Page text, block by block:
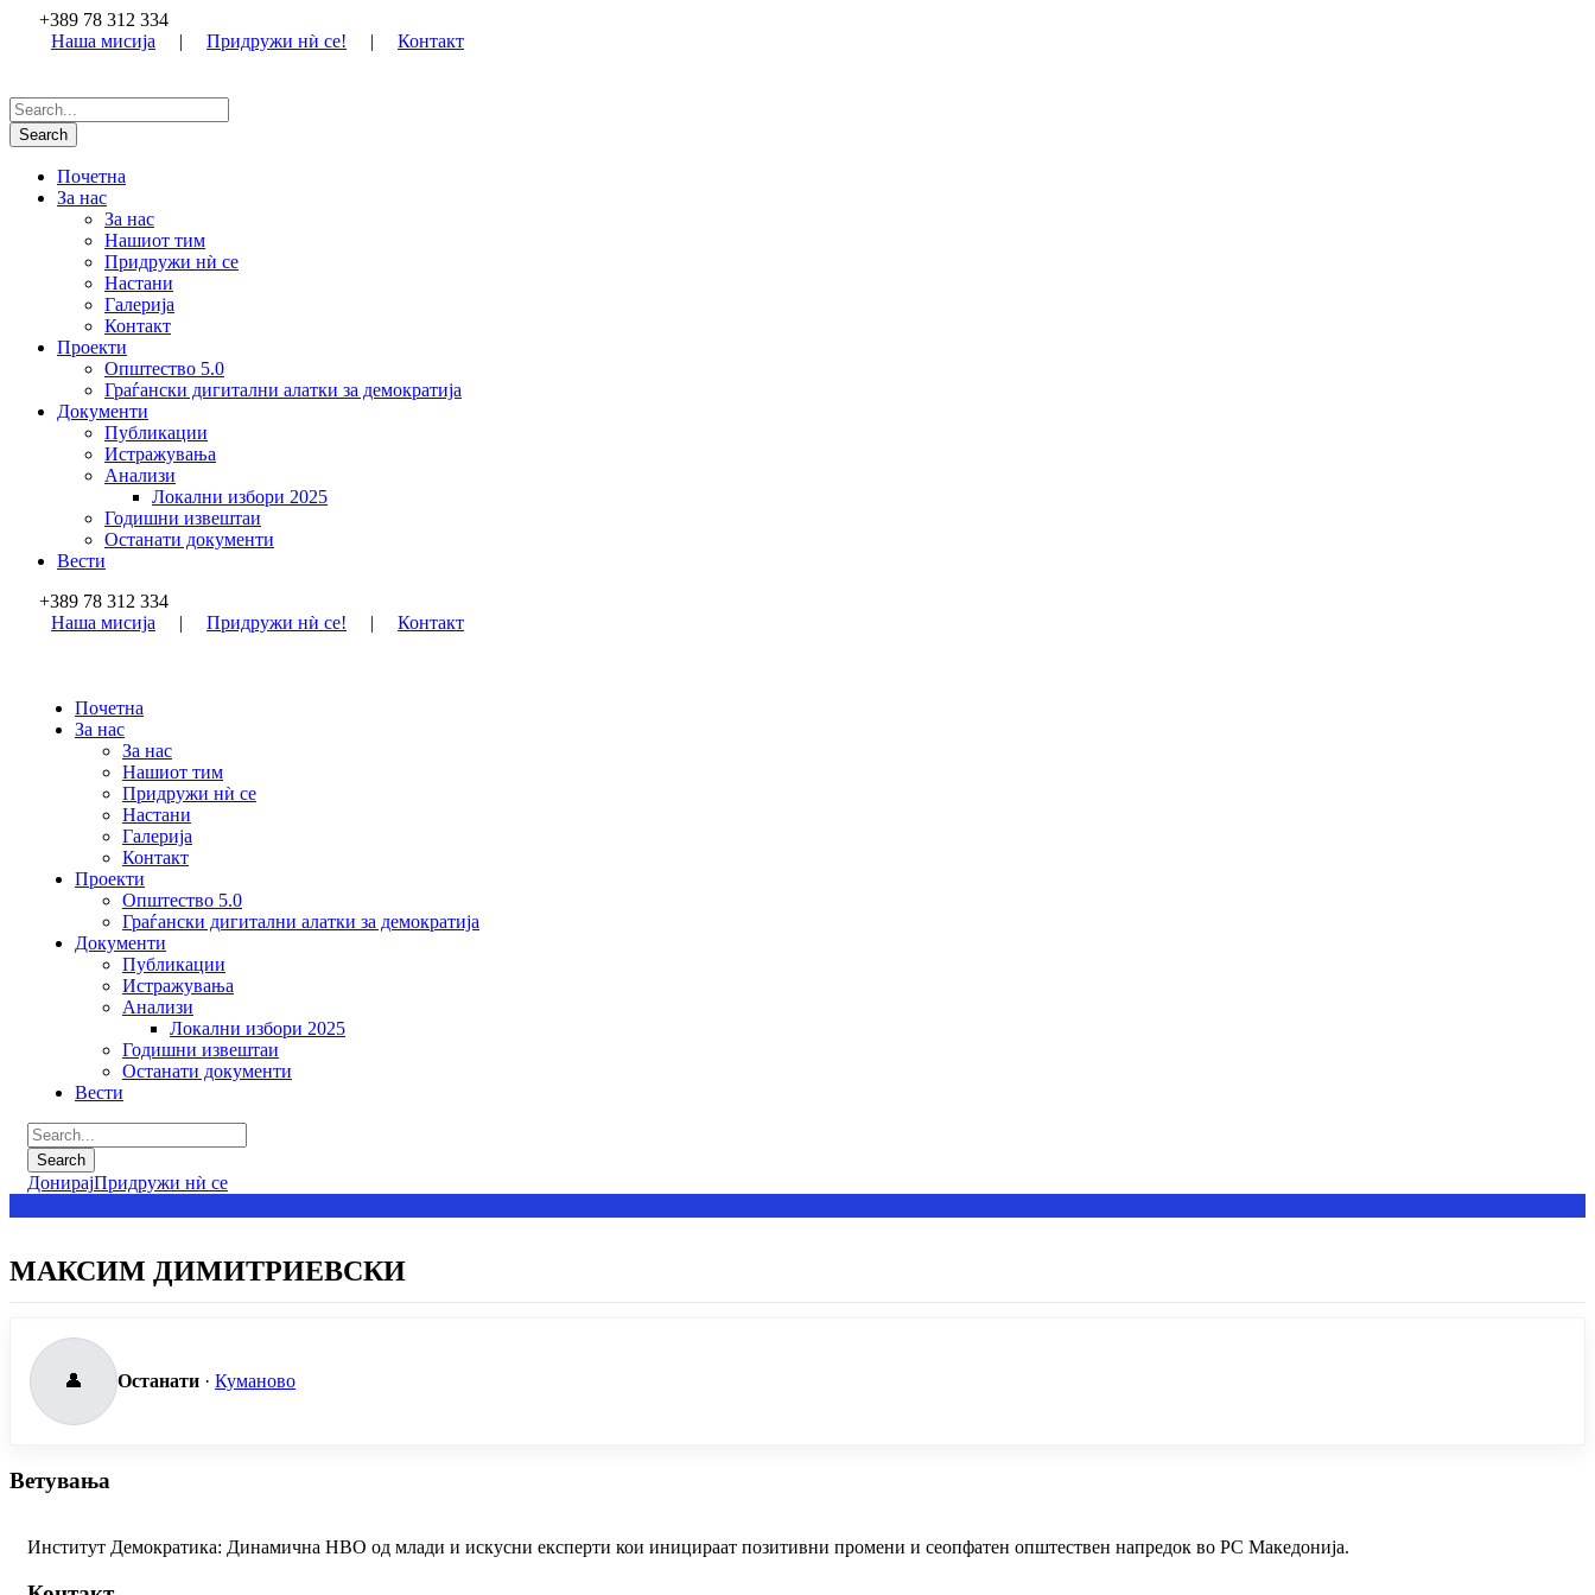
+389 78 312 334
Наша мисија
| Придружи нѝ се! | Контакт
Почетна
За нас
За нас
Нашиот тим
Придружи нѝ се
Настани
Галерија
Контакт
Проекти
Општество 5.0
Граѓански дигитални алатки за демократија
Документи
Публикации
Истражувања
Анализи
Локални избори 2025
Годишни извештаи
Останати документи
Вести
+389 78 312 334
Наша мисија
| Придружи нѝ се! | Контакт
Почетна
За нас
За нас
Нашиот тим
Придружи нѝ се
Настани
Галерија
Контакт
Проекти
Општество 5.0
Граѓански дигитални алатки за демократија
Документи
Публикации
Истражувања
Анализи
Локални избори 2025
Годишни извештаи
Останати документи
Вести
ДонирајПридружи нѝ се
МАКСИМ ДИМИТРИЕВСКИ
👤 Останати · Куманово
Ветувања
Институт Демократика: Динамична НВО од млади и искусни експерти кои иницираат позитивни промени и сеопфатен општествен напредок во РС Македонија.